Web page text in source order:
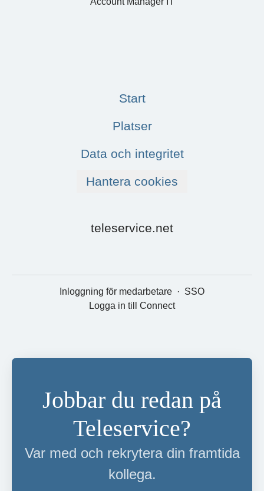
Start
Platser
Data och integritet
Hantera cookies
teleservice.net
Inloggning för medarbetare · SSO
Logga in till Connect
Jobbar du redan på
Teleservice?
Var med och rekrytera din framtida
kollega.